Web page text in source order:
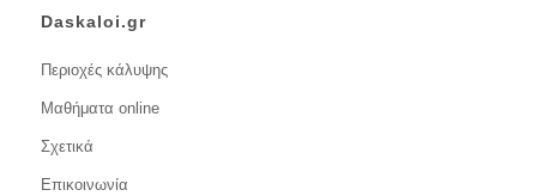
Daskaloi.gr
Περιοχές κάλυψης
Μαθήματα online
Σχετικά
Επικοινωνία